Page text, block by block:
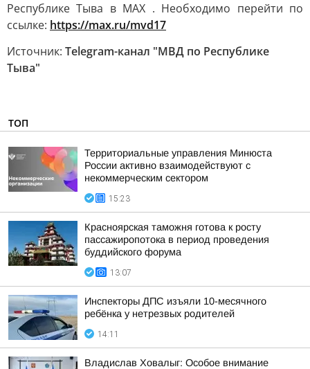
Республике Тыва в МАХ . Необходимо перейти по
ссылке: https://max.ru/mvd17
Источник: Telegram-канал "МВД по Республике
Тыва"
ТОП
Территориальные управления Минюста
России активно взаимодействуют с
некоммерческим сектором
15:23
Красноярская таможня готова к росту
пассажиропотока в период проведения
буддийского форума
13:07
Инспекторы ДПС изъяли 10-месячного
ребёнка у нетрезвых родителей
14:11
Владислав Ховалыг: Особое внимание